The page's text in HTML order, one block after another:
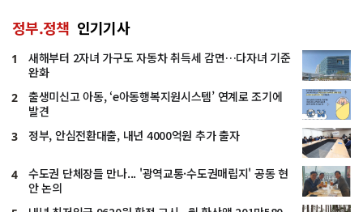
정부.정책 인기기사
1
새해부터 2자녀 가구도 자동차 취득세 감면…다자녀 기준
완화
2
출생미신고 아동, ‘e아동행복지원시스템’ 연계로 조기에
발견
3 정부, 안심전환대출, 내년 4000억원 추가 출자
4
수도권 단체장들 만나... '광역교통·수도권매립지' 공동 현
안 논의